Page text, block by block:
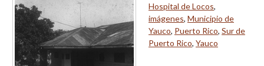
Hospital de Locos,
imágenes, Municipio de
Yauco, Puerto Rico, Sur de
Puerto Rico, Yauco